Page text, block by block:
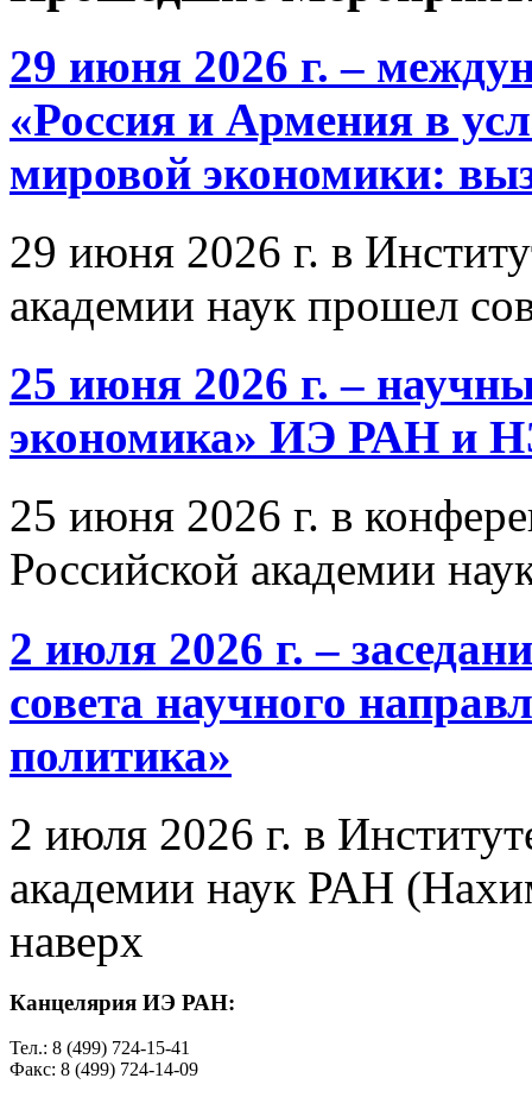
29 июня 2026 г. –
«Россия и Армения в
мировой экономики:
29 июня 2026 г. в
академии наук прошел
25 июня 2026 г. –
экономика» ИЭ РАН и
25 июня 2026 г. в
Российской академии
2 июля 2026 г. –
совета научного
политика»
2 июля 2026 г. в
академии наук РАН
наверх
Канцелярия ИЭ РАН:
Тел.: 8 (499) 724-15-41
Факс: 8 (499) 724-14-09